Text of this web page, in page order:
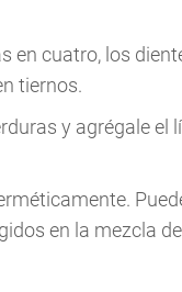
cuatro, los
tiernos.
y agrégale el
en la mezcla